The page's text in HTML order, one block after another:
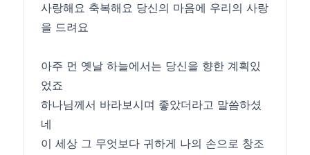
사랑해요 축복해요 당신의 마음에 우리의 사랑
을 드려요
아주 먼 옛날 하늘에서는 당신을 향한 계획있
었죠
하나님께서 바라보시며 좋았더라고 말씀하셨
네
이 세상 그 무엇보다 귀하게 나의 손으로 창조